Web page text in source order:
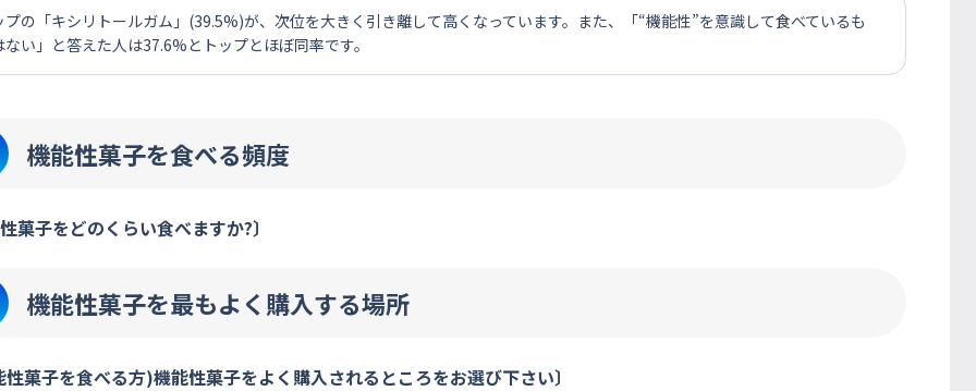
プの「キシリトールガム」(39.5%)が、次位を大きく引き離して高くなっています。また、「“機能性”を意識して食べているも
ない」と答えた人は37.6%とトップとほぼ同率です。
機能性菓子を食べる頻度
菓子をどのくらい食べますか?〕
機能性菓子を最もよく購入する場所
菓子を食べる方)機能性菓子をよく購入されるところをお選び下さい〕